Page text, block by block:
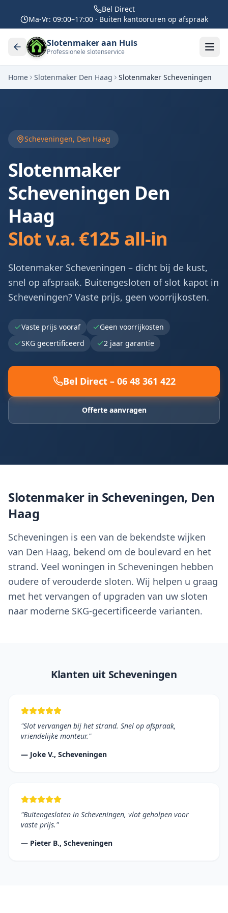
Bel Direct
Ma-Vr: 09:00–17:00 · Buiten kantooruren op afspraak
Slotenmaker aan Huis
Professionele slotenservice
Home Slotenmaker Den Haag Slotenmaker Scheveningen
Scheveningen, Den Haag
Slotenmaker
Scheveningen Den
Haag
Slot v.a. €125 all-in
Slotenmaker Scheveningen – dicht bij de kust,
snel op afspraak. Buitengesloten of slot kapot in
Scheveningen? Vaste prijs, geen voorrijkosten.
Vaste prijs vooraf
Geen voorrijkosten
SKG gecertificeerd
2 jaar garantie
Bel Direct – 06 48 361 422
Offerte aanvragen
Slotenmaker in Scheveningen, Den
Haag
Scheveningen is een van de bekendste wijken
van Den Haag, bekend om de boulevard en het
strand. Veel woningen in Scheveningen hebben
oudere of verouderde sloten. Wij helpen u graag
met het vervangen of upgraden van uw sloten
naar moderne SKG-gecertificeerde varianten.
Klanten uit Scheveningen
"Slot vervangen bij het strand. Snel op afspraak,
vriendelijke monteur."
— Joke V., Scheveningen
"Buitengesloten in Scheveningen, vlot geholpen voor
vaste prijs."
— Pieter B., Scheveningen